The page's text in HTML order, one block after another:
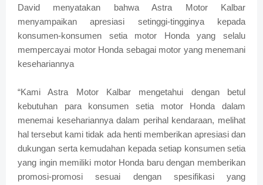
David menyatakan bahwa Astra Motor Kalbar
menyampaikan apresiasi setinggi-tingginya kepada
konsumen-konsumen setia motor Honda yang selalu
mempercayai motor Honda sebagai motor yang menemani
kesehariannya
“Kami Astra Motor Kalbar mengetahui dengan betul
kebutuhan para konsumen setia motor Honda dalam
menemai kesehariannya dalam perihal kendaraan, melihat
hal tersebut kami tidak ada henti memberikan apresiasi dan
dukungan serta kemudahan kepada setiap konsumen setia
yang ingin memiliki motor Honda baru dengan memberikan
promosi-promosi sesuai dengan spesifikasi yang